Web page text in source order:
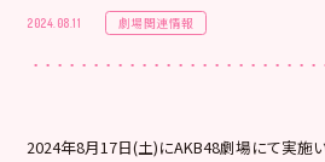
2024.08.11 劇場関連情報
2024年8月17日(土)にAKB48劇場にて実施